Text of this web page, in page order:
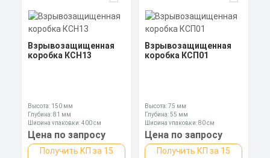
Взрывозащищенная
коробка КСН13
Высота: 150 мм
Глубина: 81 мм
Ширина упаковки: 400 см
Цена по запросу
Получить КП за 15
Взрывозащищенная
коробка КСП01
Высота: 75 мм
Глубина: 55 мм
Ширина упаковки: 80 см
Цена по запросу
Получить КП за 15